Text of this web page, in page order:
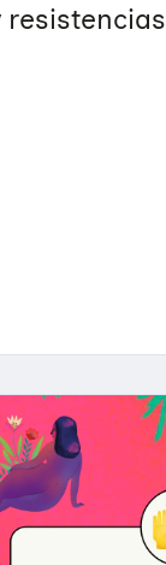
resistencias